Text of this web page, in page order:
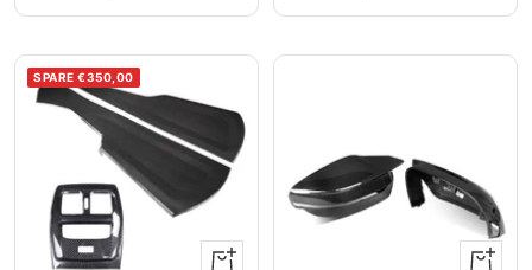
SPARE €350,00
Ansehen Ansehen